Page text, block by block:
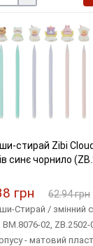
стирай Zibi
синє чорнило
грн 62.94 грн
Стирай / змінний
02, ZB.2502-
- матовий